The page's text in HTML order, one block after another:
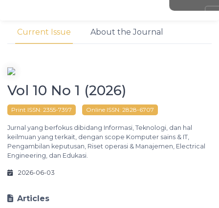
Current Issue About the Journal
Vol 10 No 1 (2026)
Print ISSN: 2355-7397 Online ISSN: 2828-6707
Jurnal yang berfokus dibidang Informasi, Teknologi, dan hal
keilmuan yang terkait, dengan scope Komputer sains & IT,
Pengambilan keputusan, Riset operasi & Manajemen, Electrical
Engineering, dan Edukasi.
2026-06-03
Articles